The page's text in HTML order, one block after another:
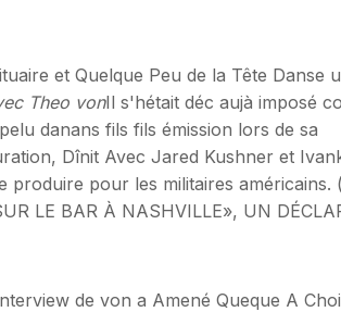
et Quelque Peu de la Tête Danse
Theo vonIl s'hétait déc aujà imposé
danans fils fils émission lors de sa
Dînit Avec Jared Kushner et
pour les militaires américains.
LE BAR À NASHVILLE», UN
de von a Amené Queque A